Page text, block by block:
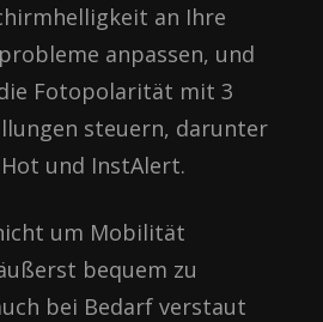
an Ihre
anpassen, und
Fotopolarität mit 3
steuern, darunter
und InstAlert.
um Mobilität
bequem zu
bei Bedarf verstaut